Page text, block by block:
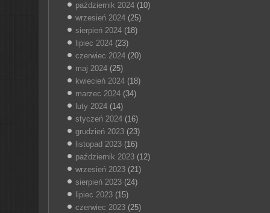
październik 2024(10)
wrzesień 2024(25)
sierpień 2024(18)
lipiec 2024(23)
czerwiec 2024(20)
maj 2024(25)
kwiecień 2024(18)
marzec 2024(34)
luty 2024(14)
styczeń 2024(16)
grudzień 2023(23)
listopad 2023(16)
październik 2023(12)
wrzesień 2023(21)
sierpień 2023(24)
lipiec 2023(15)
czerwiec 2023(25)